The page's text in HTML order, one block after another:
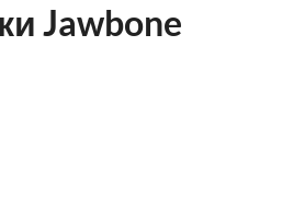
Jawbone